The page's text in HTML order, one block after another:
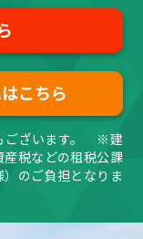
こちら
ございます。 ※建
税などの租税公課
のご負担となりま